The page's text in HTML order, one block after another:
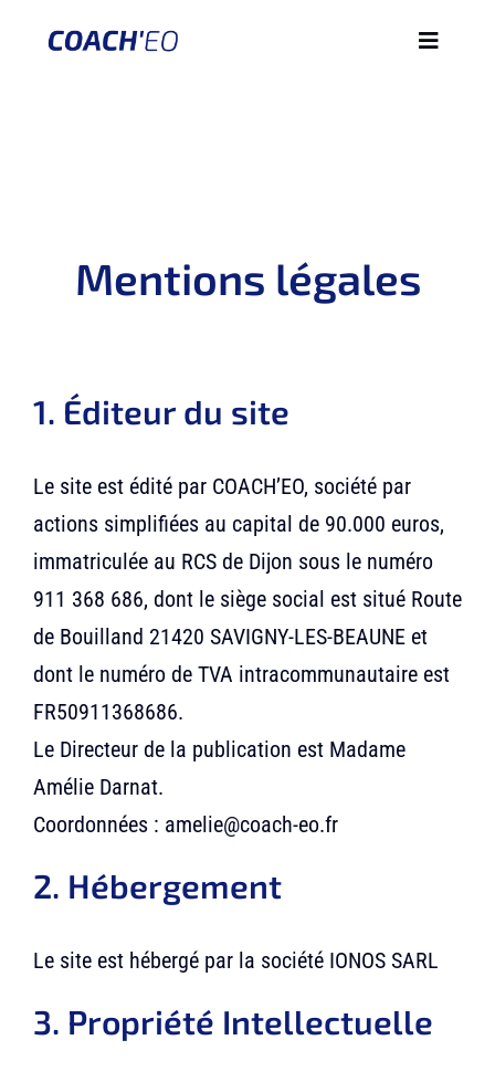
Toggle
DÉMARRER MAINTENANT
Mentions légales
1. Éditeur du site
Le site est édité par COACH’EO, société par
actions simplifiées au capital de 90.000 euros,
immatriculée au RCS de Dijon sous le numéro
911 368 686, dont le siège social est situé Route
de Bouilland 21420 SAVIGNY-LES-BEAUNE et
dont le numéro de TVA intracommunautaire est
FR50911368686.
Le Directeur de la publication est Madame
Amélie Darnat.
Coordonnées : amelie@coach-eo.fr
2. Hébergement
Le site est hébergé par la société IONOS SARL
3. Propriété Intellectuelle